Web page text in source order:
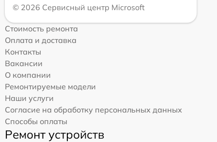
© 2026 Сервисный центр Microsoft
Стоимость ремонта
Оплата и доставка
Контакты
Вакансии
О компании
Ремонтируемые модели
Наши услуги
Согласие на обработку персональных данных
Способы оплаты
Ремонт устройств